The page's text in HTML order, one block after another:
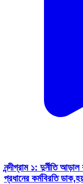
নন্দীগ্রাম ১: দুর্নীতি
প্রধানের কর্মবিরতি